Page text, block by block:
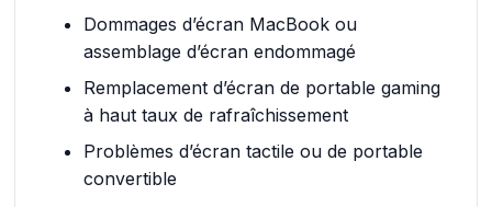
Dommages d’écran MacBook ou
assemblage d’écran endommagé
Remplacement d’écran de portable gaming
à haut taux de rafraîchissement
Problèmes d’écran tactile ou de portable
convertible